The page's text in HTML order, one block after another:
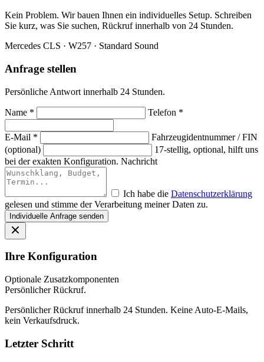
Kein Problem. Wir bauen Ihnen ein individuelles Setup. Schreiben
Sie kurz, was Sie suchen, Rückruf innerhalb von 24 Stunden.
Mercedes CLS · W257 · Standard Sound
Anfrage stellen
Persönliche Antwort innerhalb 24 Stunden.
Name * Telefon *
E-Mail *
Fahrzeugidentnummer / FIN
(optional)
17-stellig, optional, hilft uns
bei der exakten Konfiguration. Nachricht
Ich habe die Datenschutzerklärung
gelesen und stimme der Verarbeitung meiner Daten zu.
Individuelle Anfrage senden
Ihre Konfiguration
Optionale Zusatzkomponenten
Persönlicher Rückruf.
Persönlicher Rückruf innerhalb 24 Stunden. Keine Auto-E-Mails,
kein Verkaufsdruck.
Letzter Schritt